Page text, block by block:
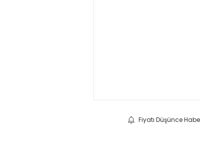
Fiyatı Düşünce